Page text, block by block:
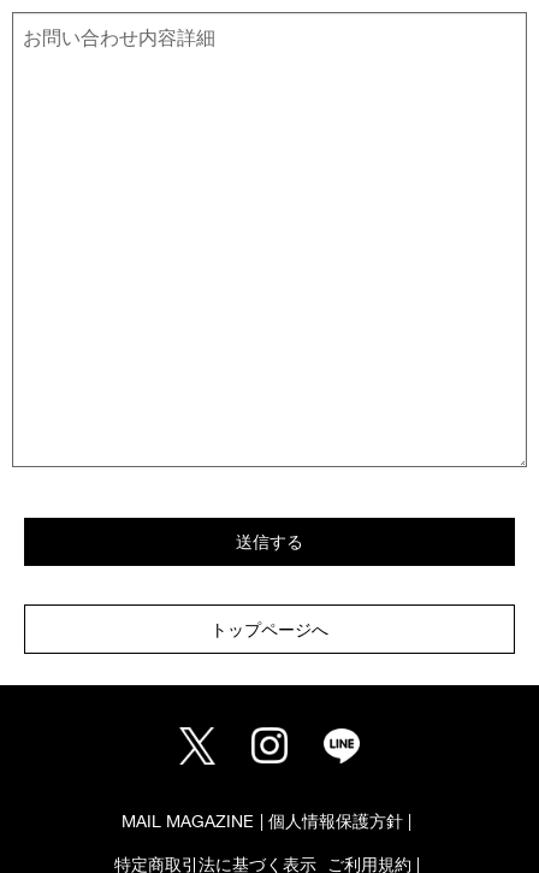
トップページへ
MAIL MAGAZINE 個人情報保護方針
特定商取引法に基づく表示 ご利用規約